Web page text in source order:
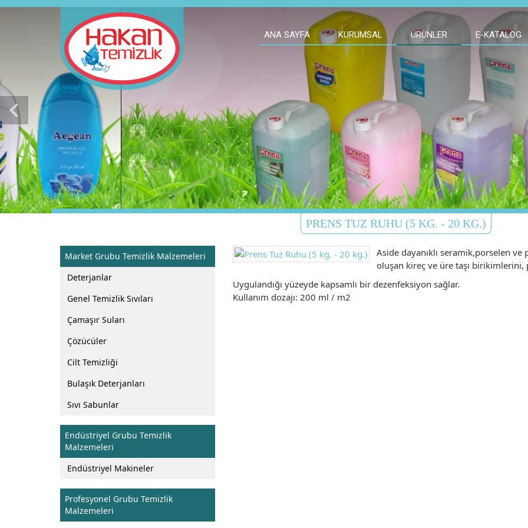
chevron_left
ANA SAYFA KURUMSAL ÜRÜNLER E-KATALOG
PRENS TUZ RUHU (5 KG. - 20 KG.)
Market Grubu Temizlik Malzemeleri
Deterjanlar
Genel Temizlik Sıvıları
Çamaşır Suları
Çözücüler
Cilt Temizliği
Bulaşık Deterjanları
Sıvı Sabunlar
Endüstriyel Grubu Temizlik
Malzemeleri
Endüstriyel Makineler
Profesyonel Grubu Temizlik
Malzemeleri
Aside dayanıklı seramik,porselen
oluşan kireç ve üre taşı birikimlerini,
Uygulandığı yüzeyde kapsamlı bir dezenfeksiyon sağlar.
Kullanım dozajı: 200 ml / m2